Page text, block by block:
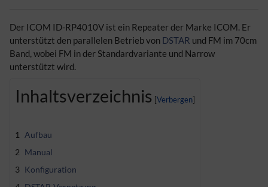
Der ICOM ID-RP4010V ist ein Repeater der Marke ICOM. Er
unterstützt den parallelen Betrieb von DSTAR und FM im 70cm
Band, wobei FM in der Standardvariante und Narrow
unterstützt wird.
Inhaltsverzeichnis
1
Aufbau
2 Manual
3 Konfiguration